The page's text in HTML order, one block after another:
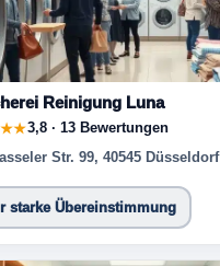
Reinigung Luna
3,8 · 13 Bewertungen
Str. 99, 40545 Düsseldorf
starke Übereinstimmung